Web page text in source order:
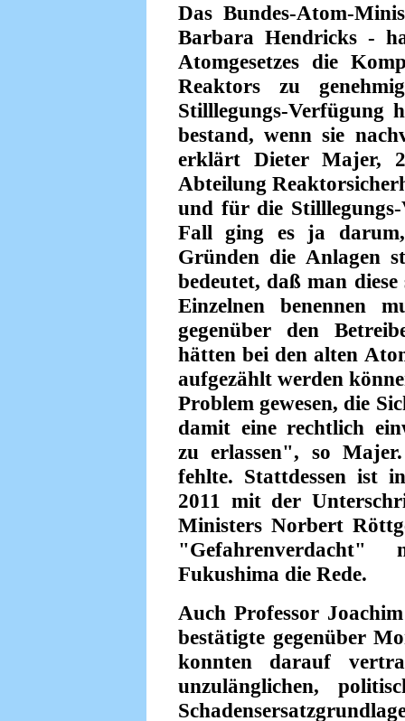
Das Bundes-Atom-
Barbara Hendricks -
Atomgesetzes die
Reaktors zu
Stilllegungs-
bestand, wenn sie
erklärt Dieter Majer,
Abteilung
und für die
Fall ging es ja darum,
Gründen die Anlagen
bedeutet, daß man
Einzelnen benennen
gegenüber den
hätten bei den alten
aufgezählt werden
Problem gewesen, die
damit eine rechtlich
zu erlassen", so
fehlte. Stattdessen ist
2011 mit der
Ministers Norbert
Fukushima die Rede.
Auch Professor
bestätigte gegenüber
konnten darauf
unzulänglichen,